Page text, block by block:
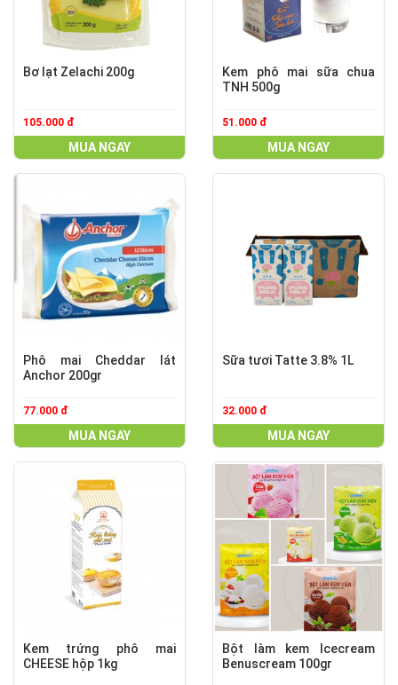
Bơ lạt Zelachi 200g
105.000 đ
MUA NGAY
Kem phô mai sữa chua
TNH 500g
51.000 đ
MUA NGAY
Phô mai Cheddar lát
Anchor 200gr
77.000 đ
MUA NGAY
Sữa tươi Tatte 3.8% 1L
32.000 đ
MUA NGAY
Kem trứng phô mai
CHEESE hộp 1kg
Bột làm kem Icecream
Benuscream 100gr